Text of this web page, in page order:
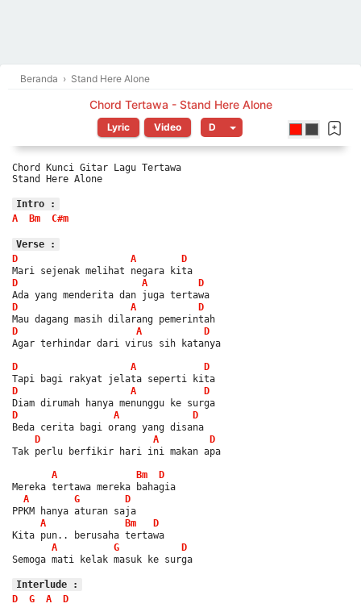
Beranda › Stand Here Alone
Chord Tertawa - Stand Here Alone
Lyric Video
Chord Kunci Gitar Lagu Tertawa
Stand Here Alone
Intro :
A
Bm C#m
Verse :
D
A
D
Mari sejenak melihat negara kita
D
A
D
Ada yang menderita dan juga tertawa
D
A
D
Mau dagang masih dilarang pemerintah
D
A
D
Agar terhindar dari virus sih katanya
D A
D
Tapi bagi rakyat jelata seperti kita
D
A
D
Diam dirumah hanya menunggu ke surga
D
A
D
Beda cerita bagi orang yang disana
D
A
D
Tak perlu berfikir hari ini makan apa
A Bm
D
Mereka tertawa mereka bahagia
A
G
D
PPKM hanya aturan saja
A
Bm
D
Kita pun.. berusaha tertawa
A
G
D
Semoga mati kelak masuk ke surga
Interlude :
D
G A D